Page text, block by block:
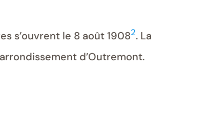
s’ouvrent le 8 août 19082. La
d’Outremont.